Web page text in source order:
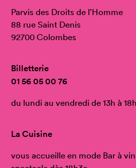
Parvis des Droits de l’Homme
88 rue Saint Denis
92700 Colombes
Billetterie
01 56 05 00 76
du lundi au vendredi de 13h à 18h
La Cuisine
vous accueille en mode Bar à